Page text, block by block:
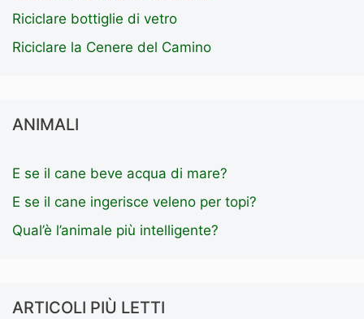
Riciclare bottiglie di vetro
Riciclare la Cenere del Camino
ANIMALI
E se il cane beve acqua di mare?
E se il cane ingerisce veleno per topi?
Qual’è l’animale più intelligente?
ARTICOLI PIÙ LETTI